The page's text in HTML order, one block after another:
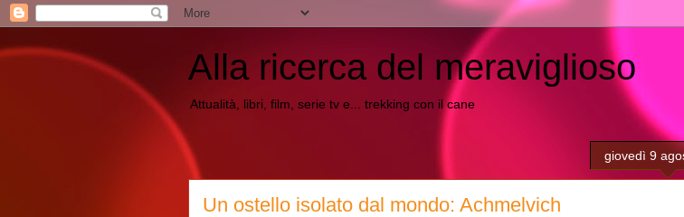
Alla ricerca del meraviglioso
Attualità, libri, film, serie tv e... trekking con il cane
giovedì 9
Un ostello isolato dal mondo: Achmelvich